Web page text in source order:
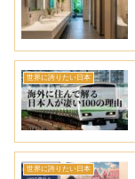
世界に誇りたい日本
世界に誇りたい日本